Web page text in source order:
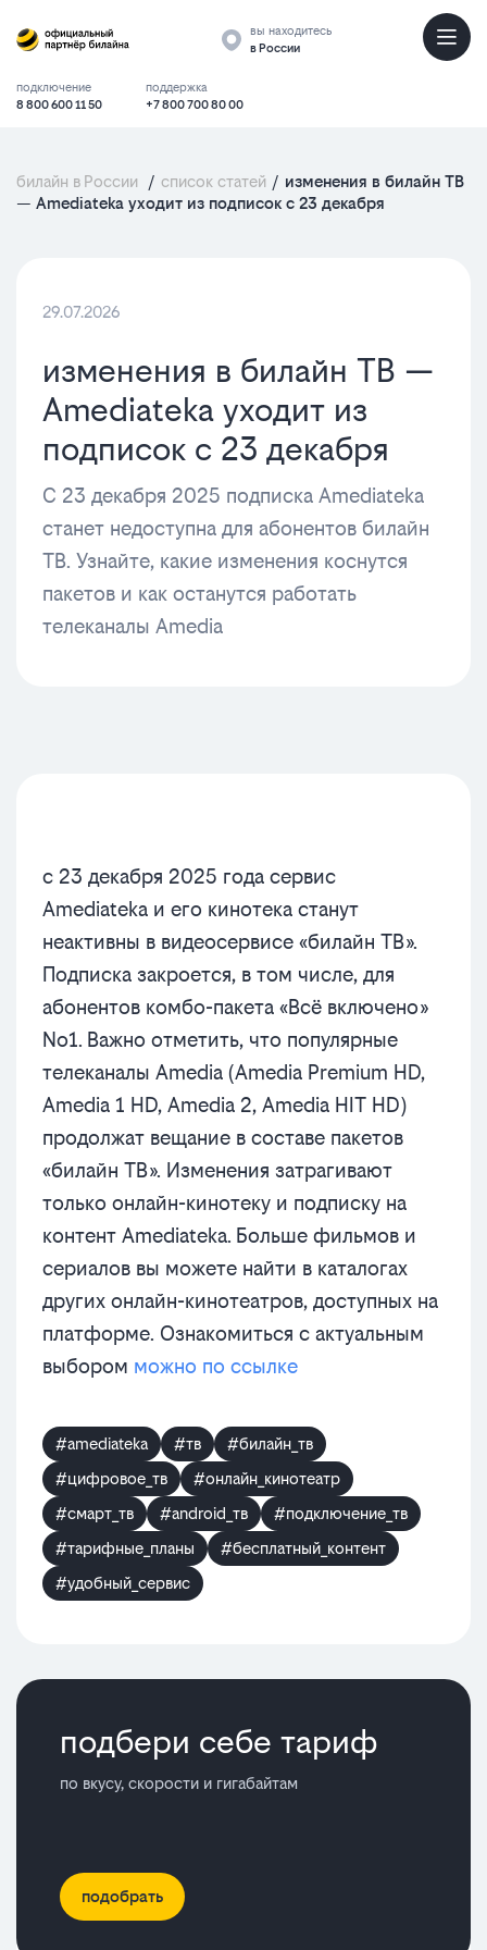
вы находитесь
в России
подключение
8 800 600 11 50
поддержка
+7 800 700 80 00
билайн в России / список статей / изменения в билайн ТВ
— Amediateka уходит из подписок с 23 декабря
29.07.2026
изменения в билайн ТВ —
Amediateka уходит из
подписок с 23 декабря
С 23 декабря 2025 подписка Amediateka
станет недоступна для абонентов билайн
ТВ. Узнайте, какие изменения коснутся
пакетов и как останутся работать
телеканалы Amedia
с 23 декабря 2025 года сервис
Amediateka и его кинотека станут
неактивны в видеосервисе «билайн ТВ».
Подписка закроется, в том числе, для
абонентов комбо-пакета «Всё включено»
No1. Важно отметить, что популярные
телеканалы Amedia (Amedia Premium HD,
Amedia 1 HD, Amedia 2, Amedia HIT HD)
продолжат вещание в составе пакетов
«билайн ТВ». Изменения затрагивают
только онлайн-кинотеку и подписку на
контент Amediateka. Больше фильмов и
сериалов вы можете найти в каталогах
других онлайн-кинотеатров, доступных на
платформе. Ознакомиться с актуальным
выбором можно по ссылке
#amediateka #тв
#билайн_тв
#цифровое_тв
#онлайн_кинотеатр
#смарт_тв
#android_тв
#подключение_тв
#тарифные_планы
#бесплатный_контент
#удобный_сервис
подбери себе тариф
по вкусу, скорости и гигабайтам
подобрать